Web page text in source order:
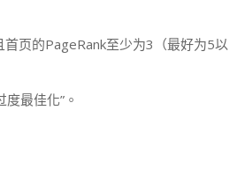
页的PageRank至少为3（最好为5以
最佳化”。